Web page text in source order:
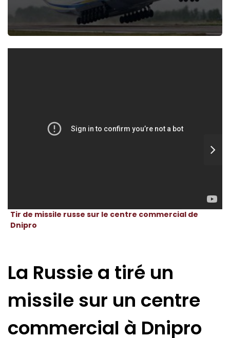
Tir de missile russe sur le centre commercial de
Dnipro
La Russie a tiré un
missile sur un centre
commercial à Dnipro